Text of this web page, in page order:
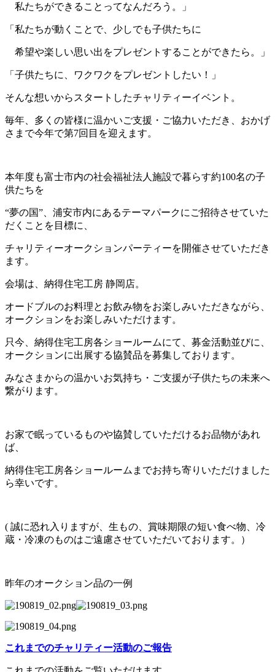
私たちができることってなんだろう。」
「私たちが動くことで、少しでも子供たちに
希望や楽しい思い出をプレゼントすることができたら。」
「子供たちに、ワクワクをプレゼントしたい！」
そんな想いからスタートしたチャリティーイベント。
毎年、多くの皆様に温かいご支援・ご協力いただき、おかげ
さまで今年で第7回目を迎えます。
本年度も富士市内の社会福祉法人施設で暮らす約100名の子
供たちを
“夢の国”、浦安市内にあるテーマパークにご招待させていた
だくことを目標に、
チャリティーオークションパーティーを開催させていただき
ます。
会場は、納得住宅工房 静岡店。
オードブルのお料理とお飲み物をお楽しみいただきながら、
オークションをお楽しみいただけます。
只今、納得住宅工房各ショールームにて、募金活動並びに、
オークションに出展する協賛品を募集しております。
みなさまからの温かいお気持ち・ご支援が子供たちの未来へ
繋がります。
お家で眠っているものや協賛していただけるお品物があれ
ば、
納得住宅工房各ショールームまでお持ち寄りいただけました
ら幸いです。
( 誠に恐れ入りますが、生もの、賞味期限の短い食べ物、冷
蔵・冷凍のものはご遠慮させていただいております。）
昨年のオークション品の一例
これまでのチャリティー活動のご報告